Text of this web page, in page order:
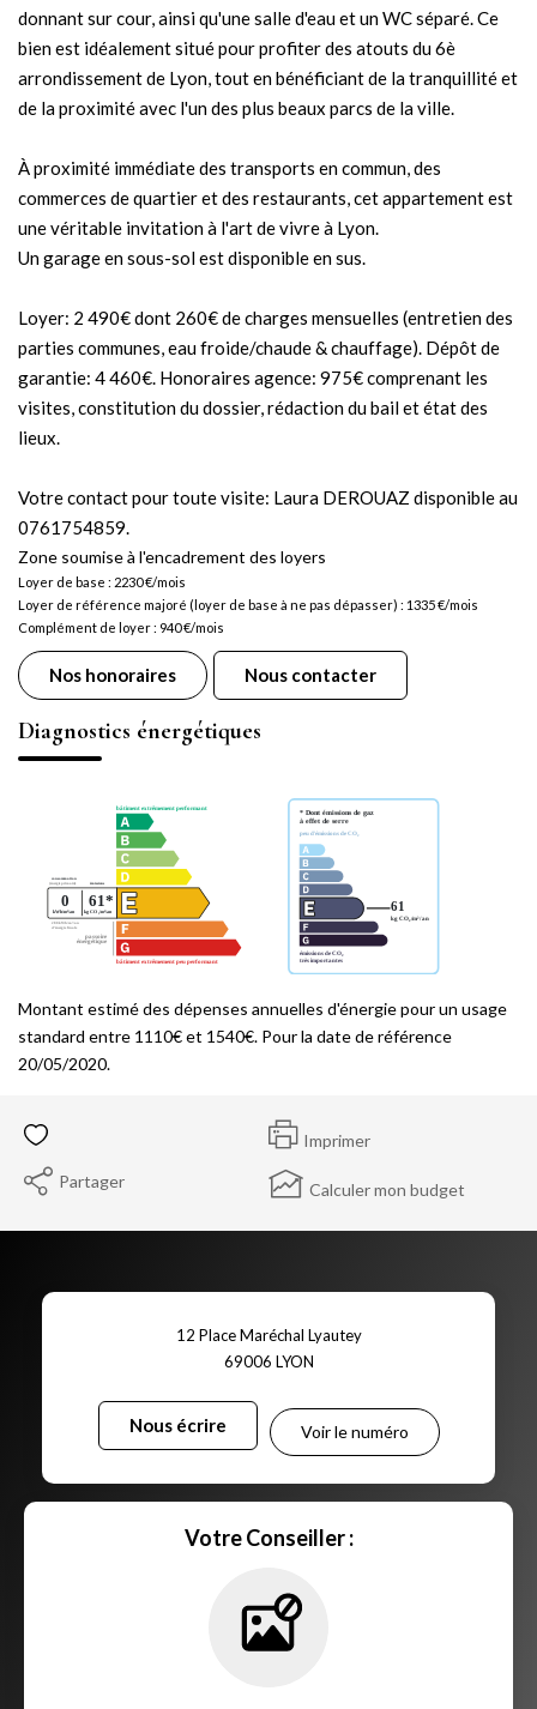
donnant sur cour, ainsi qu'une salle d'eau et un WC séparé. Ce
bien est idéalement situé pour profiter des atouts du 6è
arrondissement de Lyon, tout en bénéficiant de la tranquillité et
de la proximité avec l'un des plus beaux parcs de la ville.
À proximité immédiate des transports en commun, des
commerces de quartier et des restaurants, cet appartement est
une véritable invitation à l'art de vivre à Lyon.
Un garage en sous-sol est disponible en sus.
Loyer: 2 490€ dont 260€ de charges mensuelles (entretien des
parties communes, eau froide/chaude & chauffage). Dépôt de
garantie: 4 460€. Honoraires agence: 975€ comprenant les
visites, constitution du dossier, rédaction du bail et état des
lieux.
Votre contact pour toute visite: Laura DEROUAZ disponible au
0761754859.
Zone soumise à l'encadrement des loyers
Loyer de base : 2230€/mois
Loyer de référence majoré (loyer de base à ne pas dépasser) : 1335€/mois
Complément de loyer : 940€/mois
Nos honoraires Nous contacter
Diagnostics énergétiques
Montant estimé des dépenses annuelles d'énergie pour un usage
standard entre 1110€ et 1540€. Pour la date de référence
20/05/2020.
Imprimer
Partager
Calculer mon budget
12 Place Maréchal Lyautey
69006 LYON
Nous écrire Voir le numéro
Votre Conseiller :